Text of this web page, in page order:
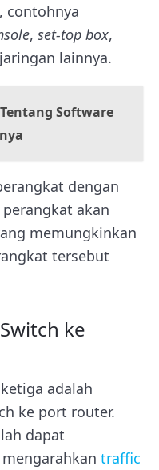
contohnya
, set-top box,
lainnya.
Software
dengan
akan
memungkinkan
tersebut
ke
adalah
ke port router.
dapat
traffic